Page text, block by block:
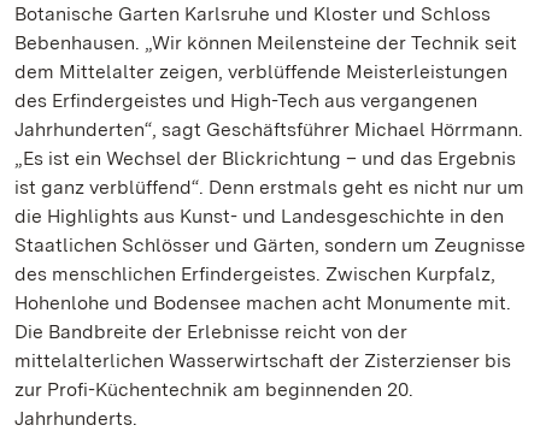
Botanische Garten Karlsruhe und Kloster und Schloss
Bebenhausen. „Wir können Meilensteine der Technik seit
dem Mittelalter zeigen, verblüffende Meisterleistungen
des Erfindergeistes und High-Tech aus vergangenen
Jahrhunderten“, sagt Geschäftsführer Michael Hörrmann.
„Es ist ein Wechsel der Blickrichtung – und das Ergebnis
ist ganz verblüffend“. Denn erstmals geht es nicht nur um
die Highlights aus Kunst- und Landesgeschichte in den
Staatlichen Schlösser und Gärten, sondern um Zeugnisse
des menschlichen Erfindergeistes. Zwischen Kurpfalz,
Hohenlohe und Bodensee machen acht Monumente mit.
Die Bandbreite der Erlebnisse reicht von der
mittelalterlichen Wasserwirtschaft der Zisterzienser bis
zur Profi-Küchentechnik am beginnenden 20.
Jahrhunderts.